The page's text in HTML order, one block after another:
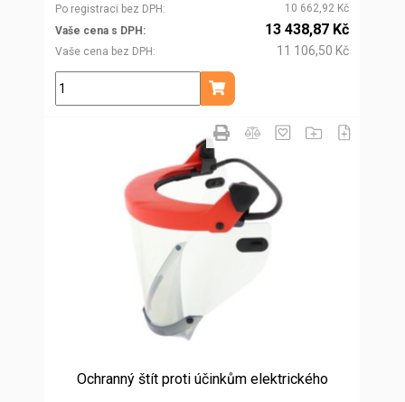
Po registraci bez DPH
10 662,92 Kč
Vaše cena s DPH
Vaše cena bez DPH
13 438,87 Kč
11 106,50 Kč
ks
Přidat do košíku
Ochranný štít proti účinkům elektrického